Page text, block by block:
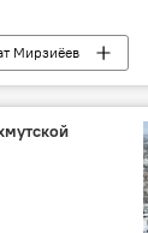
Мирзиёев